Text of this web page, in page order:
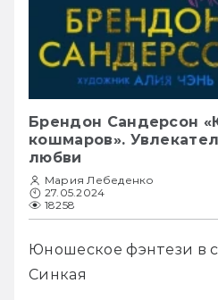
Брендон Сандерсон
кошмаров».
любви
Мария Лебеденко
27.05.2024
18258
Юношеское фэнтези в
Синкая